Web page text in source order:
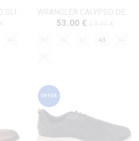
WRANGLER CALYPSO SLIP-ON-20261033 ΤΖΗΝ ΥΦΑΣΜΑ WRANGLER CALYPSO DERBY-20261032 ΤΖΗΝ ΥΦΑΣΜΑ
53.00 €
43
OFFER